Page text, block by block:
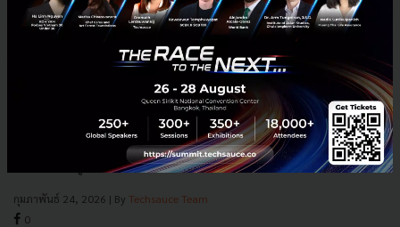
‘ความอยากรู้อยากเห็น’ คือนิสัยของคนสำเร็จ เคล็ดลับที่ Mark
Mark Cuban นักธุรกิจระดับมหาเศรษฐีพันล้านที่เป็นที่รู้จักในวงกว้างจาก
บทบาทนักลงทุนในรายการ Shark Tank บอกว่าหากเขาจะปลูกฝังนิสัย
หนึ่งอย่างให้ลูกเพื่อสืบทอดความสำเร็จ นิสัยนั้นไม่ใช...
กุมภาพันธ์ 24, 2026 | By Techsauce Team
0